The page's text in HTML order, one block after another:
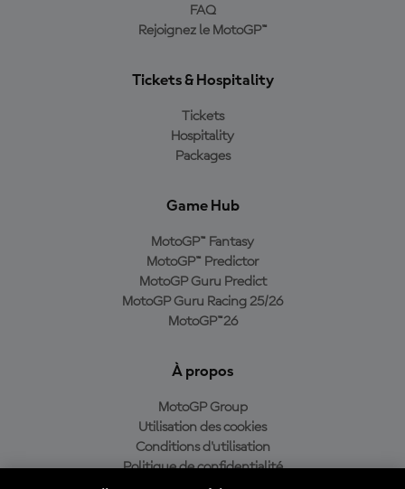
FAQ
Rejoignez le MotoGP™
Tickets & Hospitality
Tickets
Hospitality
Packages
Game Hub
MotoGP™ Fantasy
MotoGP™ Predictor
MotoGP Guru Predict
MotoGP Guru Racing 25/26
MotoGP™26
À propos
MotoGP Group
Utilisation des cookies
Conditions d'utilisation
Politique de confidentialité